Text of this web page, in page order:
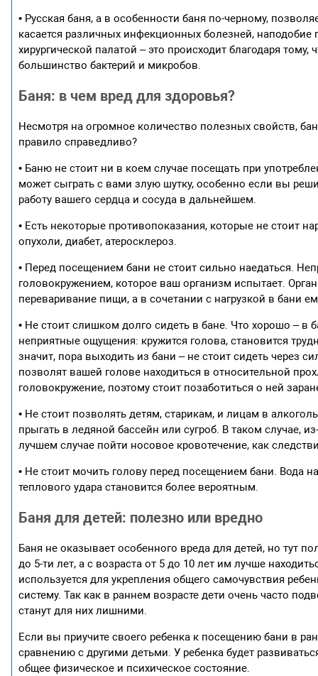
• Русская баня, а в особенности баня по-черному,
касается различных инфекционных болезней, наподобие
хирургической палатой – это происходит благодаря
большинство бактерий и микробов.
Баня: в чем вред для здоровья?
Несмотря на огромное количество полезных свойств,
правило справедливо?
• Баню не стоит ни в коем случае посещать при
может сыграть с вами злую шутку, особенно если вы
работу вашего сердца и сосуда в дальнейшем.
• Есть некоторые противопоказания, которые не стоит
опухоли, диабет, атеросклероз.
• Перед посещением бани не стоит сильно наедаться.
головокружением, которое ваш организм испытает.
переваривание пищи, а в сочетании с нагрузкой в бани
• Не стоит слишком долго сидеть в бане. Что хорошо –
неприятные ощущения: кружится голова, становится
значит, пора выходить из бани – не стоит сидеть через
позволят вашей голове находиться в относительной
головокружение, поэтому стоит позаботиться о ней
• Не стоит позволять детям, старикам, и лицам в
прыгать в ледяной бассейн или сугроб. В таком случае,
лучшем случае пойти носовое кровотечение, как
• Не стоит мочить голову перед посещением бани. Вода
теплового удара становится более вероятным.
Баня для детей: полезно или вредно
Баня не оказывает особенного вреда для детей, но тут
до 5-ти лет, а с возраста от 5 до 10 лет им лучше
используется для укрепления общего самочувствия
систему. Так как в раннем возрасте дети очень часто
станут для них лишними.
Если вы приучите своего ребенка к посещению бани в
сравнению с другими детьми. У ребенка будет
общее физическое и психическое состояние.